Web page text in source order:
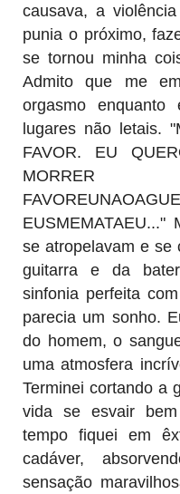
causava, a
punia o próximo,
se tornou minha
Admito que me
orgasmo enquanto
lugares não letais.
FAVOR. EU
se atropelavam e se
guitarra e da
sinfonia perfeita
parecia um sonho.
do homem, o
uma atmosfera
Terminei cortando a
vida se esvair
tempo fiquei em
cadáver,
sensação